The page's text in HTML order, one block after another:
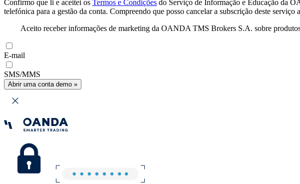
Confirmo que li e aceitei os Termos e Condições do Serviço de Informação e Educação da
telefónica para a gestão da conta. Compreendo que posso cancelar a subscrição deste serviço
Aceito receber informações de marketing da OANDA TMS Brokers S.A. sobre
E-mail
SMS/MMS
Abrir uma conta demo »